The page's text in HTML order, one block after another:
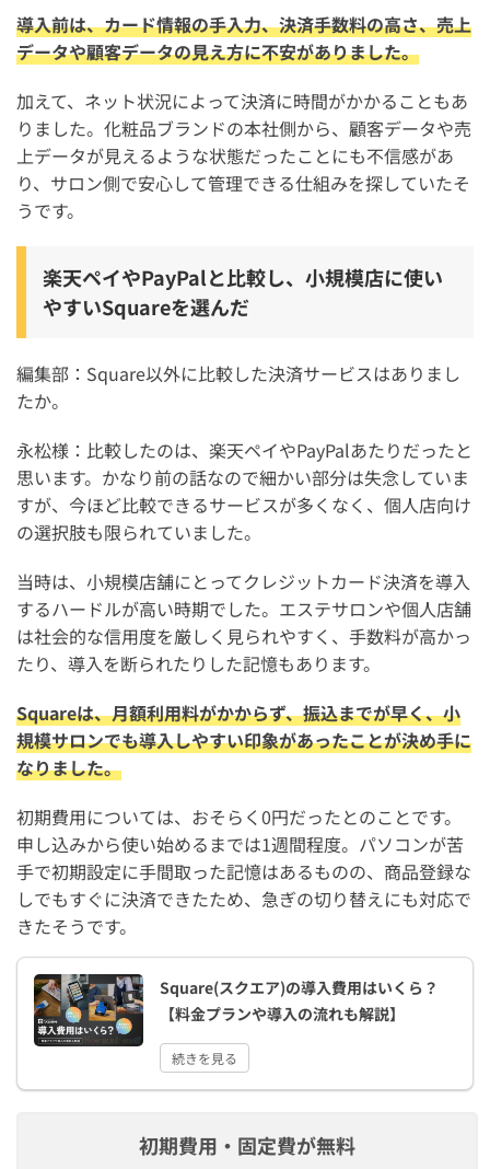
導入前は、カード情報の手入力、決済手数料の高さ、売上
データや顧客データの見え方に不安がありました。
加えて、ネット状況によって決済に時間がかかることもあ
りました。化粧品ブランドの本社側から、顧客データや売
上データが見えるような状態だったことにも不信感があ
り、サロン側で安心して管理できる仕組みを探していたそ
うです。
楽天ペイやPayPalと比較し、小規模店に使い
やすいSquareを選んだ
編集部：Square以外に比較した決済サービスはありまし
たか。
永松様：比較したのは、楽天ペイやPayPalあたりだったと
思います。かなり前の話なので細かい部分は失念していま
すが、今ほど比較できるサービスが多くなく、個人店向け
の選択肢も限られていました。
当時は、小規模店舗にとってクレジットカード決済を導入
するハードルが高い時期でした。エステサロンや個人店舗
は社会的な信用度を厳しく見られやすく、手数料が高かっ
たり、導入を断られたりした記憶もあります。
Squareは、月額利用料がかからず、振込までが早く、小
規模サロンでも導入しやすい印象があったことが決め手に
なりました。
初期費用については、おそらく0円だったとのことです。
申し込みから使い始めるまでは1週間程度。パソコンが苦
手で初期設定に手間取った記憶はあるものの、商品登録な
しでもすぐに決済できたため、急ぎの切り替えにも対応で
きたそうです。
Square(スクエア)の導入費用はいくら？
【料金プランや導入の流れも解説】
続きを見る
初期費用・固定費が無料